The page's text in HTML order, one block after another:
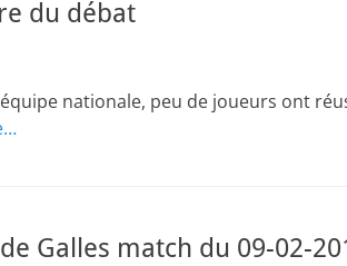
du débat
nationale, peu de joueurs ont
Galles match du 09-02-